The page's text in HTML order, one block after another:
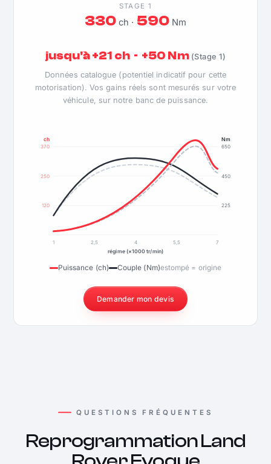
STAGE 1
330 ch · 590Nm
jusqu'à +21 ch · +50 Nm (Stage 1)
Données catalogue (potentiel indicatif pour cette
motorisation). Vos gains réels sont mesurés sur votre
véhicule, sur notre banc de puissance.
120
250
370
225
450
650
ch Nm
1 2,5 4 5,5
7
régime (×1000 tr/min)
Puissance (ch) Couple (Nm)estompé = origine
Demander mon devis
QUESTIONS FRÉQUENTES
Reprogrammation Land